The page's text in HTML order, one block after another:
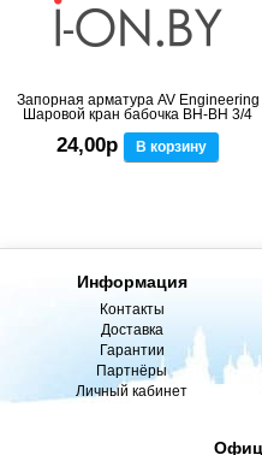
Запорная арматура AV Engineering
Шаровой кран бабочка ВН-ВН 3/4
24,00р В корзину
Информация
Контакты
Доставка
Гарантии
Партнёры
Личный кабинет